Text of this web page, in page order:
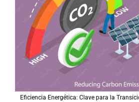
Eficiencia Energética: Clave para la